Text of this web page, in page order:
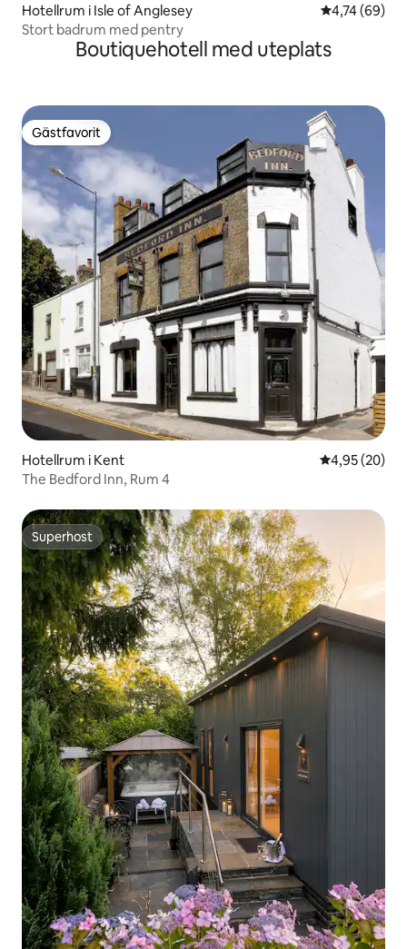
Hotellrum i Isle of Anglesey 4,74 av 5 i
4,74 (69)
Stort badrum med pentry
Boutiquehotell med uteplats
Gästfavorit
Gästfavorit
Hotellrum i Kent 4,95 av 5 i
4,95 (20)
The Bedford Inn, Rum 4
Superhost
Superhost